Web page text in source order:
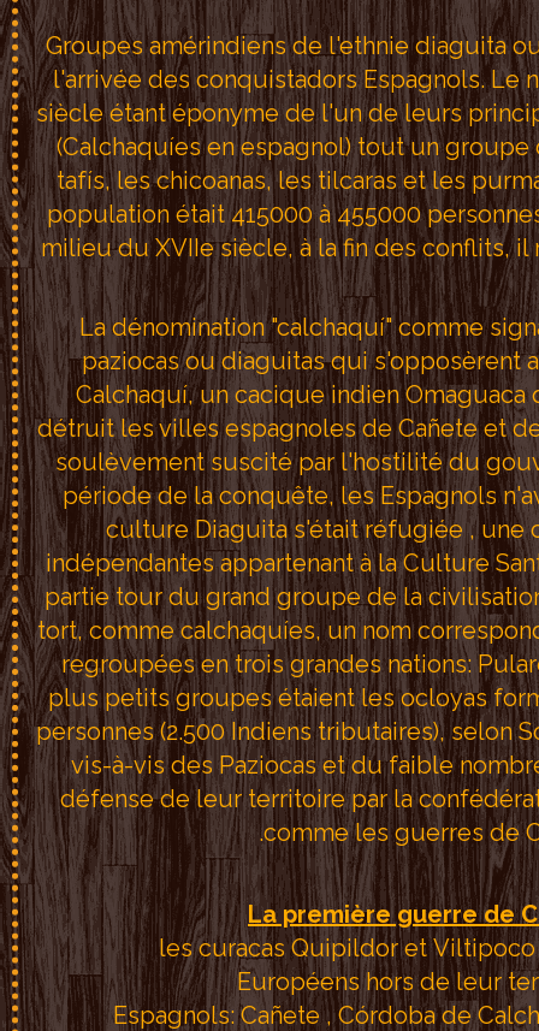
Groupes amérindiens de l'ethnie diaguita
l'arrivée des conquistadors Espagnols. Le
siècle étant éponyme de l'un de leurs
(Calchaquíes en espagnol) tout un
tafís, les chicoanas, les tilcaras et les
population était 415000 à 455000
milieu du XVIIe siècle, à la fin des conflits,
La dénomination "calchaquí" comme
paziocas ou diaguitas qui s'opposèrent
Calchaquí, un cacique indien
détruit les villes espagnoles de Cañete et
soulèvement suscité par l'hostilité du
période de la conquête, les Espagnols
culture Diaguita s'était réfugiée , une
indépendantes appartenant à la Culture
partie tour du grand groupe de la
tort, comme calchaquíes, un nom
regroupées en trois grandes nations:
plus petits groupes étaient les ocloyas
personnes (2.500 Indiens tributaires), selon
vis-à-vis des Paziocas et du faible
défense de leur territoire par la
comme les guerres de
La première guerre de
les curacas Quipildor et
Européens hors de leur
Espagnols: Cañete , Córdoba de